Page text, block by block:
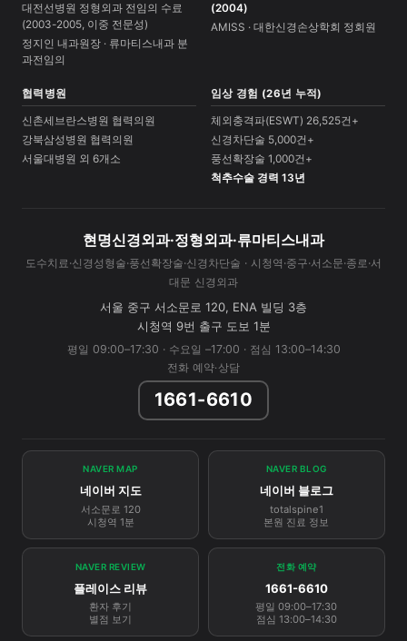
대전선병원 정형외과 전임의 수료
(2003-2005, 이중 전문성)
정지인 내과원장 · 류마티스내과 분
과전임의
(2004)
AMISS · 대한신경손상학회 정회원
협력병원
신촌세브란스병원 협력의원
강북삼성병원 협력의원
서울대병원 외 6개소
임상 경험 (26년 누적)
체외충격파(ESWT) 26,525건+
신경차단술 5,000건+
풍선확장술 1,000건+
척추수술 경력 13년
현명신경외과·정형외과·류마티스내과
도수치료·신경성형술·풍선확장술·신경차단술 · 시청역·중구·서소문·종로·서
대문 신경외과
서울 중구 서소문로 120, ENA 빌딩 3층
시청역 9번 출구 도보 1분
평일 09:00–17:30 · 수요일 –17:00 · 점심 13:00–14:30
전화 예약·상담
1661-6610
NAVER MAP
네이버 지도
서소문로 120
시청역 1분
NAVER BLOG
네이버 블로그
totalspine1
본원 진료 정보
NAVER REVIEW
플레이스 리뷰
환자 후기
별점 보기
전화 예약
1661-6610
평일 09:00–17:30
점심 13:00–14:30